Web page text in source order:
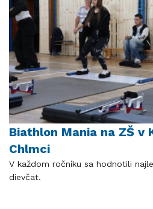
Biathlon Mania na ZŠ v
Chlmci
V každom ročníku sa hodnotili
dievčat.